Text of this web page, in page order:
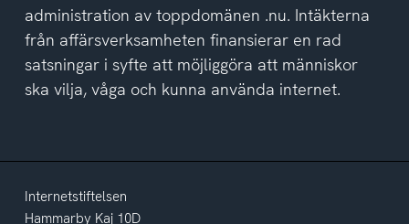
administration av toppdomänen .nu. Intäkterna
från affärsverksamheten finansierar en rad
satsningar i syfte att möjliggöra att människor
ska vilja, våga och kunna använda internet.
Internetstiftelsen
Hammarby Kaj 10D